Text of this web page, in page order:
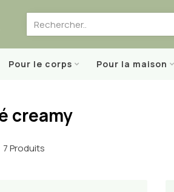
Pour le corps Pour la maison
creamy
7Produits